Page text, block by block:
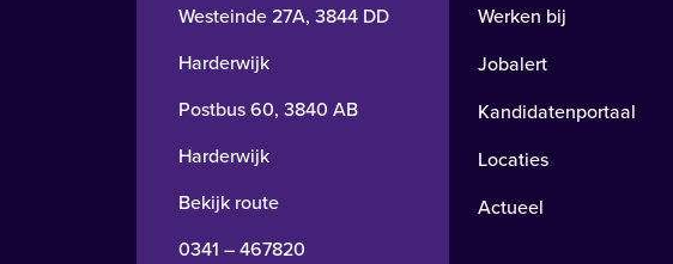
Westeinde 27A, 3844 DD
Harderwijk
Postbus 60, 3840 AB
Harderwijk
Bekijk route
0341 – 467820
Werken bij
Jobalert
Kandidatenportaal
Locaties
Actueel